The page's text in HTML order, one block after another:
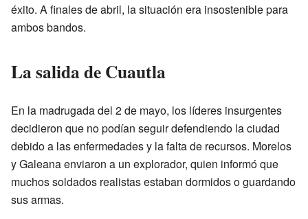
éxito. A finales de abril, la situación era insostenible para
ambos bandos.
La salida de Cuautla
En la madrugada del 2 de mayo, los líderes insurgentes
decidieron que no podían seguir defendiendo la ciudad
debido a las enfermedades y la falta de recursos. Morelos
y Galeana enviaron a un explorador, quien informó que
muchos soldados realistas estaban dormidos o guardando
sus armas.